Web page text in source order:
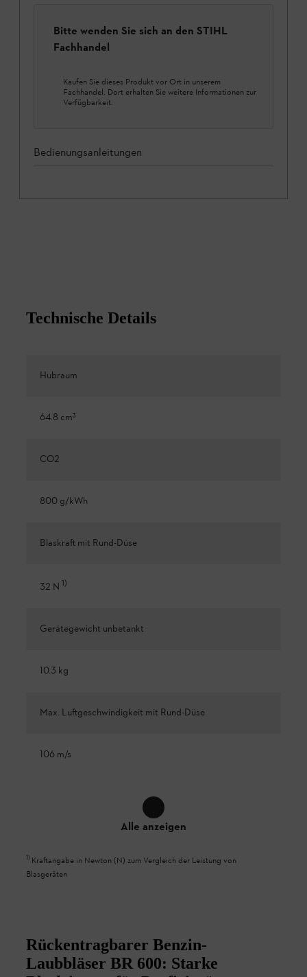
Bitte wenden Sie sich an den STIHL
Fachhandel
Kaufen Sie dieses Produkt vor Ort in unserem
Fachhandel. Dort erhalten Sie weitere Informationen zur
Verfügbarkeit.
Bedienungsanleitungen
Technische Details
Hubraum
64.8 cm³
CO2
800 g/kWh
Blaskraft mit Rund-Düse
32 N 1)
Gerätegewicht unbetankt
10.3 kg
Max. Luftgeschwindigkeit mit Rund-Düse
106 m/s
Alle anzeigen
1) Kraftangabe in Newton (N) zum Vergleich der Leistung von
Blasgeräten
Rückentragbarer Benzin-
Laubbläser BR 600: Starke